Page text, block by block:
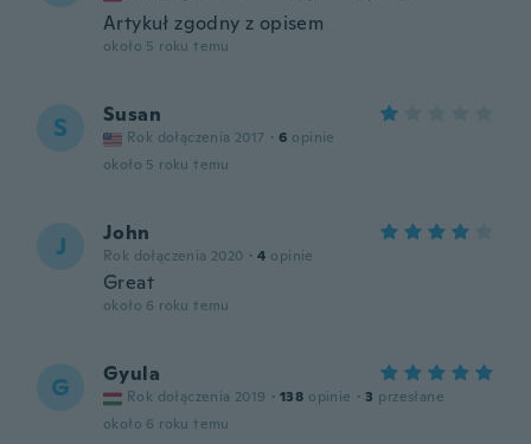
Artykuł zgodny z opisem
około 5 roku temu
S Susan
Rok dołączenia 2017 · 6 opinie
około 5 roku temu
J John
Rok dołączenia 2020 · 4 opinie
Great
około 6 roku temu
G Gyula
Rok dołączenia 2019 · 138 opinie · 3 przesłane
około 6 roku temu